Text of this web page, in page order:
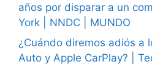
años por disparar a un
York | NNDC | MUNDO
¿Cuándo diremos adiós a
Auto y Apple CarPlay? |